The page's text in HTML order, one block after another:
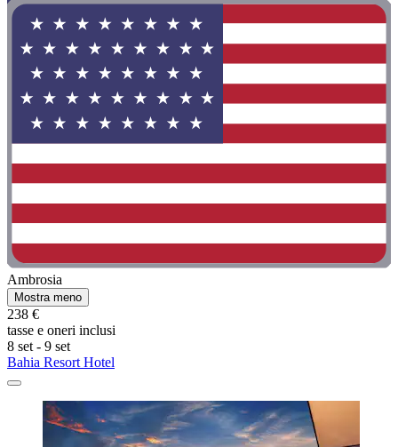
Ambrosia
Mostra meno
238 €
tasse e oneri inclusi
8 set - 9 set
Bahia Resort Hotel